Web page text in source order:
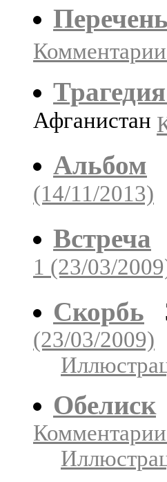
Афганистан
Альбом
(14/11/2013)
Встреча
1 (23/03/
Скорбь
(23/03/2009)
Обелиск